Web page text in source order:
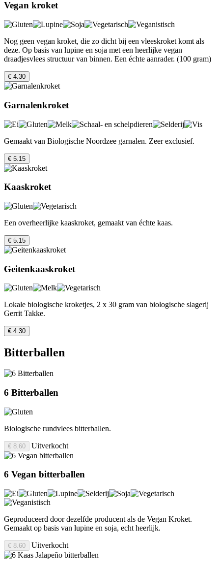
Vegan kroket
Nog geen vegan kroket, die zo dicht bij een vleeskroket komt als
deze. Op basis van lupine en soja met een heerlijke vegan
draadjesvlees structuur van binnen. Een échte aanrader. (100 gram)
€ 4.30
Garnalenkroket
Gemaakt van Biologische Noordzee garnalen. Zeer exclusief.
€ 5.15
Kaaskroket
Een overheerlijke kaaskroket, gemaakt van échte kaas.
€ 5.15
Geitenkaaskroket
Lokale biologische kroketjes, 2 x 30 gram van biologische slagerij
Gerrit Takke.
€ 4.30
Bitterballen
6 Bitterballen
Biologische rundvlees bitterballen.
€ 8.60 Uitverkocht
6 Vegan bitterballen
Geproduceerd door dezelfde producent als de Vegan Kroket.
Gemaakt op basis van lupine en soja, echt heerlijk.
€ 8.60 Uitverkocht